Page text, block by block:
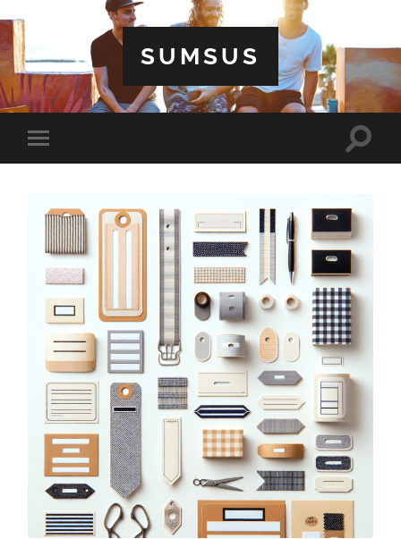
SUMSUS
Toggle
mobile
Toggle